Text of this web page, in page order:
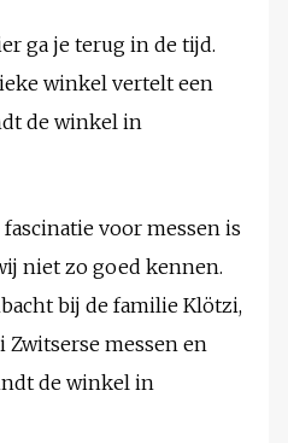
ga je terug in de tijd.
winkel vertelt een
de winkel in
fascinatie voor messen is
niet zo goed kennen.
bij de familie Klötzi,
Zwitserse messen en
de winkel in